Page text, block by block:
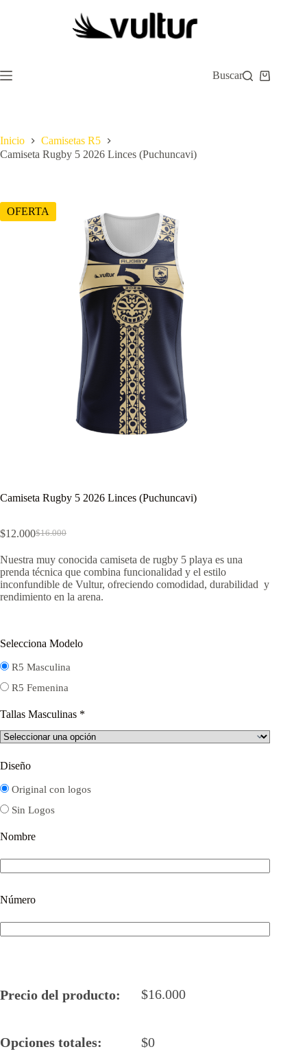
Buscar
Carro
Inicio
Camisetas R5
Camiseta Rugby 5 2026 Linces (Puchuncavi)
OFERTA
Camiseta Rugby 5 2026 Linces (Puchuncavi)
$16.000
El
original
era:
$16.000.
$12.000El
actual
es:
$12.000.
Nuestra muy conocida camiseta de rugby 5 playa es una
prenda técnica que combina funcionalidad y el estilo
inconfundible de Vultur, ofreciendo comodidad, durabilidad y
rendimiento en la arena.
Selecciona Modelo
R5 Masculina
R5 Femenina
Tallas Masculinas *
Diseño
Original con logos
Sin Logos
Nombre
Número
Precio del producto: $16.000
Opciones totales: $0